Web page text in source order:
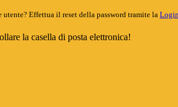
utente? Effettua il reset della password tramite la
la casella di posta elettronica!